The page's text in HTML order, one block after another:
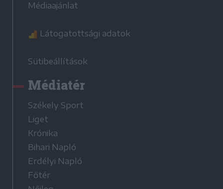
Médiaajánlat
Látogatottsági adatok
Sütibeállítások
Médiatér
Székely Sport
Liget
Krónika
Bihari Napló
Erdélyi Napló
Főtér